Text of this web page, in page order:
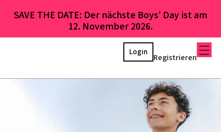
SAVE THE DATE: Der nächste Boys’ Day ist am
12. November 2026.
Registrieren
Login